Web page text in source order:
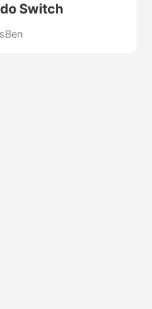
Switch